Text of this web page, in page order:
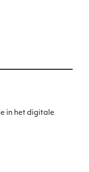
in het digitale